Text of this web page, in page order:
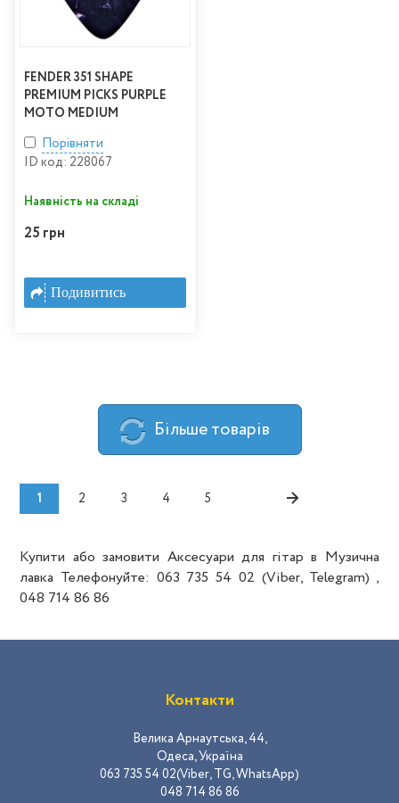
FENDER 351 SHAPE
PREMIUM PICKS PURPLE
MOTO MEDIUM
Порівняти
ID код: 228067
Наявність на складі
25 грн
Подивитись
Бiльше товарiв
1 2 3 4 5 →
Купити або замовити Аксесуари для гітар в Музична
лавка Телефонуйте: 063 735 54 02 (Viber, Telegram) ,
048 714 86 86
Контакти
Велика Арнаутська, 44,
Одеса, Україна
063 735 54 02(Viber, TG, WhatsApp)
048 714 86 86